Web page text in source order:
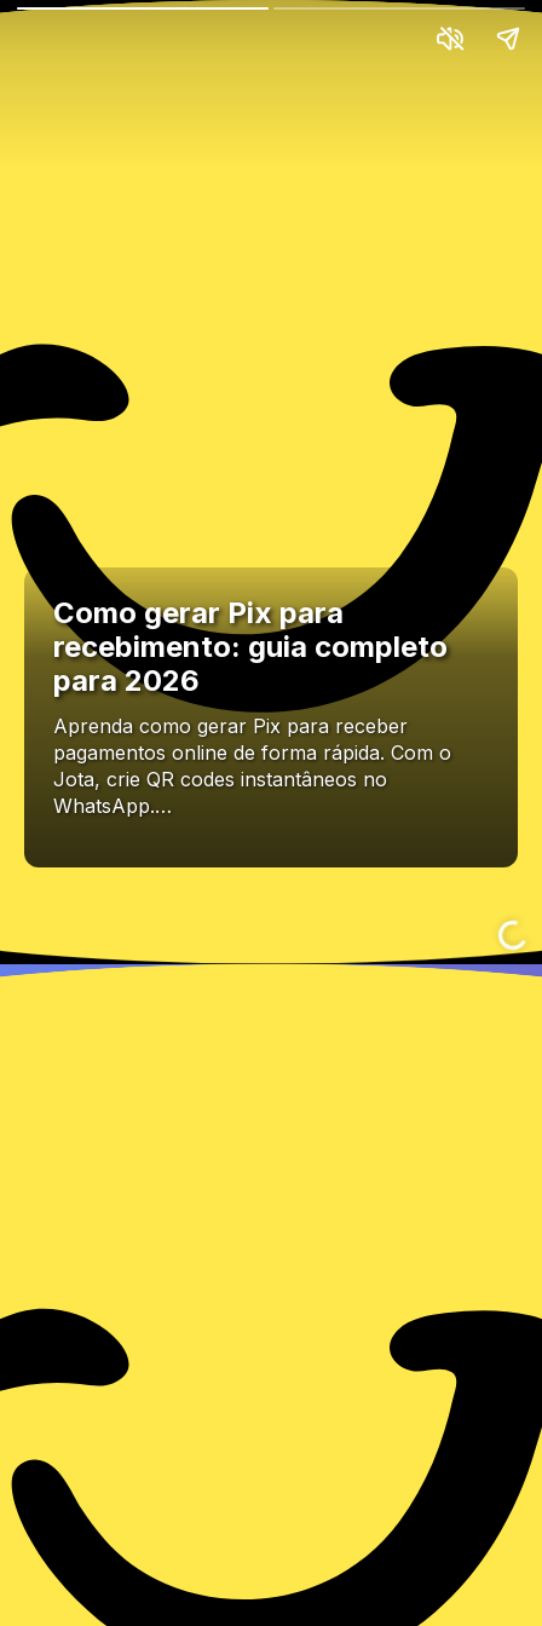
Como gerar Pix para
recebimento: guia completo
para 2026
Aprenda como gerar Pix para receber
pagamentos online de forma rápida. Com o
Jota, crie QR codes instantâneos no
WhatsApp.…